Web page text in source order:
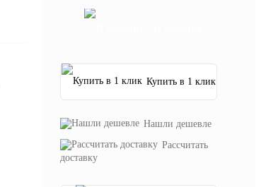
Купить в 1 клик
Нашли дешевле
Рассчитать
доставку